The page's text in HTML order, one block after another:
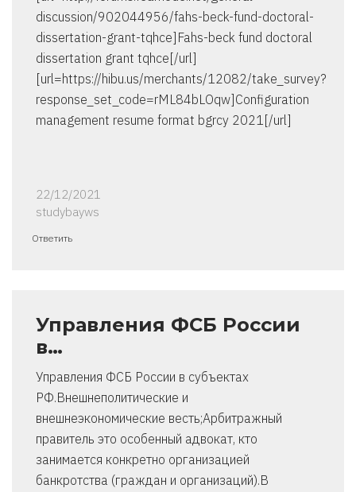
discussion/902044956/fahs-beck-fund-doctoral-
dissertation-grant-tqhce]Fahs-beck fund doctoral
dissertation grant tqhce[/url]
[url=https://hibu.us/merchants/12082/take_survey?
response_set_code=rML84bLOqw]Configuration
management resume format bgrcy 2021[/url]
22/12/2021
studybayws
Ответить
Управления ФСБ России
в…
Управления ФСБ России в субъектах
РФ.Внешнеполитические и
внешнеэкономические весть;Арбитражный
правитель это особенный адвокат, кто
занимается конкретно организацией
банкротства (граждан и организаций).В